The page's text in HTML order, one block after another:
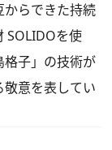
らできた持続
SOLIDOを使
格子」の技術が
意を表してい